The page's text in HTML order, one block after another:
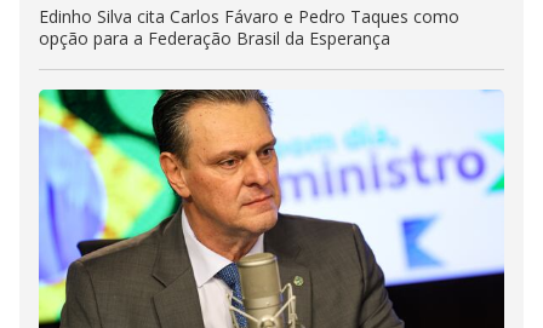
Edinho Silva cita Carlos Fávaro e Pedro Taques como
opção para a Federação Brasil da Esperança